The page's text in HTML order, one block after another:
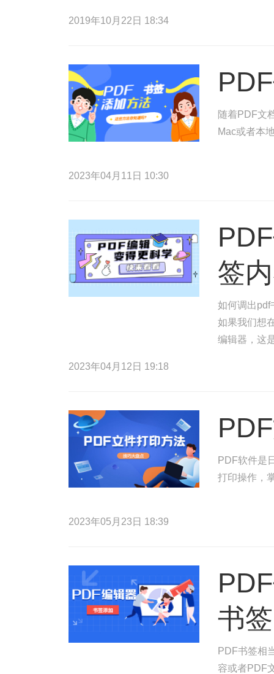
2019年10月22日 18:34
随着PDF文
Mac或者本
2023年04月11日 10:30
签
如何调出pdf
如果我们想
编辑器，这
2023年04月12日 19:18
PDF软件是
打印操作，
2023年05月23日 18:39
书
PDF书签相
容或者PDF